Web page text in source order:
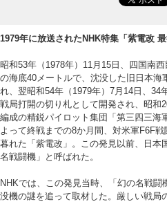
1979年に放送されたNHK特集「紫電改
昭和53年（1978年）11月15日、四国南
の海底40メートルで、沈没した旧日本海
れ、翌昭和54年（1979年）7月14日、34
戦局打開の切り札として開発され、昭和
編成の精鋭パイロット集団「第三四三海
よって終戦までの8か月間、対米軍F6F
暮れた「紫電改」。この発見以前、日本
名戦闘機」と呼ばれた。
NHKでは、この発見当時、「幻の名戦
没機の謎を追って取材した。厳しい戦局